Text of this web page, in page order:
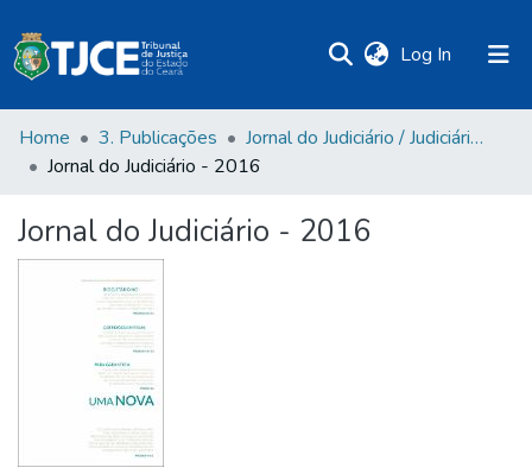
Log In (current)
Home 3. Publicações
Jornal do Judiciário / Judiciário em Revista / Judiciário em Foco / Boletim TJCE
Jornal do Judiciário - 2016
Jornal do Judiciário - 2016